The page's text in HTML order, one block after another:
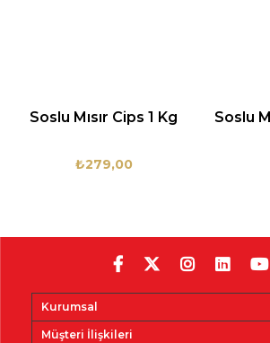
Soslu Mısır Cips 1 Kg
₺279,00
Soslu
Kurumsal
Müşteri İlişkileri